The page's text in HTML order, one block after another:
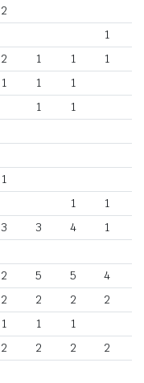
2
1
2 1 1 1
1 1
1
1
1
1
1
1
3 3 4 1
2 5 5 4
2 2 2 2
1 1 1
2 2 2 2